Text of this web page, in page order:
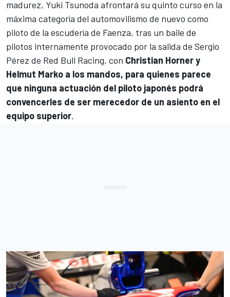
madurez, Yuki Tsunoda afrontará su quinto curso en la
máxima categoría del automovilismo de nuevo como
piloto de la escudería de Faenza, tras un baile de
pilotos internamente provocado por la salida de Sergio
Pérez de Red Bull Racing, con Christian Horner y
Helmut Marko a los mandos, para quienes parece
que ninguna actuación del piloto japonés podrá
convencerles de ser merecedor de un asiento en el
equipo superior.